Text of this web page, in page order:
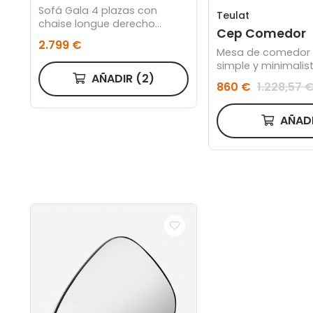
Sofá Gala 4 plazas con
chaise longue derecho
Tejido personalizado C
Saima verde oscuro
2.799 €
AÑADIR (2)
Teulat
Cep Comedor
Mesa de comedor
simple y
máximo
proceso de
las piezas: el
madera.
860 € 1.228,57